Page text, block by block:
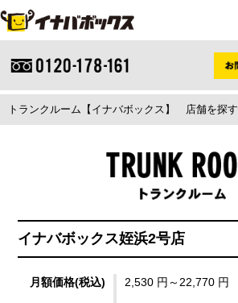
トランクルーム【イナバボックス】 店舗を探す
イナバボックス姪浜2号店
月額価格(税込) 2,530 円～22,770 円